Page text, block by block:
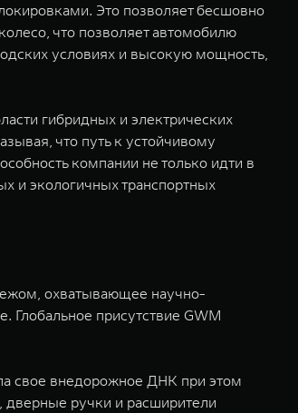
Это позволяет бесшовно
что позволяет автомобилю
условиях и высокую мощность,
гибридных и электрических
что путь к устойчивому
компании не только идти в
и экологичных транспортных
охватывающее научно-
Глобальное присутствие GWM
свое внедорожное ДНК при этом
дверные ручки и расширители